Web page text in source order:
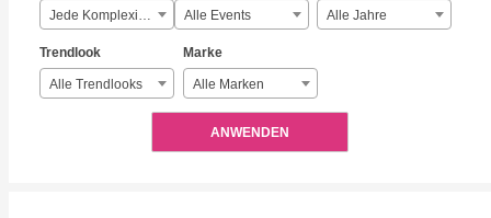
Jede Komplexität Alle Events Alle Jahre
Trendlook
Alle Trendlooks
Marke
Alle Marken
ANWENDEN